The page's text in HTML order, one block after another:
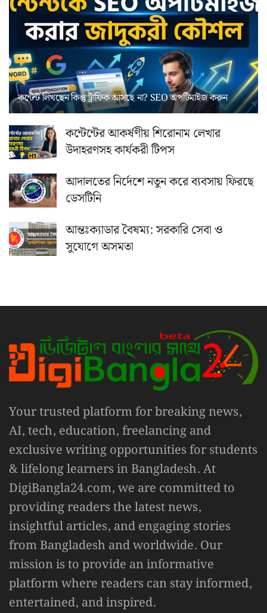
কন্টেন্ট লিখছেন কিন্তু ট্রাফিক আসছে না? ‍SEO অপটিমাইজ করুন
কন্টেন্টের আকর্ষণীয় শিরোনাম লেখার
উদাহরণসহ কার্যকরী টিপস
আদালতের নির্দেশে নতুন করে ব্যবসায় ফিরছে
ডেসটিনি
আন্তঃক্যাডার বৈষম্য: সরকারি সেবা ও
সুযোগে অসমতা
Your trusted platform for breaking news,
AI, tech, education, freelancing and
exclusive writing opportunities for students
& lifelong learners in Bangladesh. At
DigiBangla24.com, we are committed to
providing readers the latest news,
insightful articles, and engaging stories
from Bangladesh and worldwide. Our
mission is to provide an informative
platform where readers can stay informed,
entertained, and inspired.